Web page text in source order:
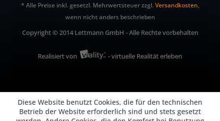
* Alle Preise inkl. gesetzl. Mehrwertsteuer zzgl.Versandkosten,
wenn nicht anders beschrieben
Copyright © 2014 Lettmann GmbH - Alle Rechte vorbehalten
Realisiert von - virtuelle Realität erleben
Diese Website benutzt Cookies, die für den technischen
Betrieb der Website erforderlich sind und stets gesetzt